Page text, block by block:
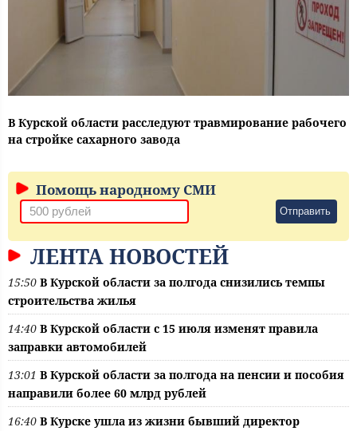
В Курской области расследуют травмирование рабочего
на стройке сахарного завода
Помощь народному СМИ
Отправить
ЛЕНТА НОВОСТЕЙ
15:50 В Курской области за полгода снизились темпы
строительства жилья
14:40 В Курской области с 15 июля изменят правила
заправки автомобилей
13:01 В Курской области за полгода на пенсии и пособия
направили более 60 млрд рублей
16:40 В Курске ушла из жизни бывший директор